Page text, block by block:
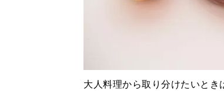
大人料理から取り分けたいと